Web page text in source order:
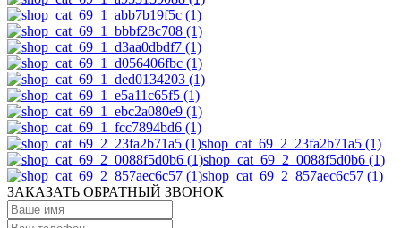
shop_cat_69_2_23fa2b71a5 (1)
shop_cat_69_2_0088f5d0b6 (1)
shop_cat_69_2_857aec6c57 (1)
ЗАКАЗАТЬ ОБРАТНЫЙ ЗВОНОК